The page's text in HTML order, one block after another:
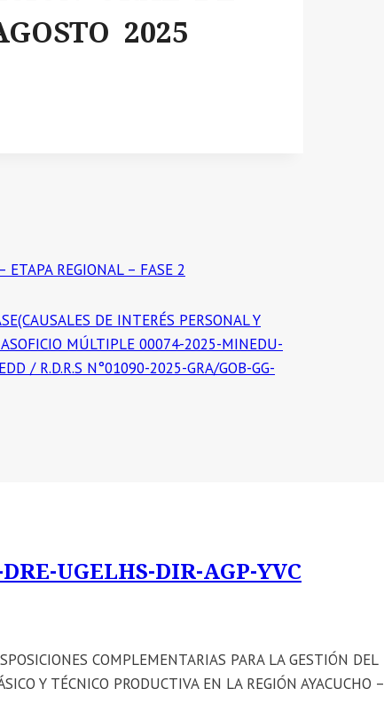
2025
ETAPA REGIONAL – FASE 2
DE INTERÉS PERSONAL Y
MÚLTIPLE 00074-2025-MINEDU-
/ R.D.R.S N°01090-2025-GRA/GOB-GG-
UGELHS-DIR-AGP-YVC
COMPLEMENTARIAS PARA LA GESTIÓN DEL
Y TÉCNICO PRODUCTIVA EN LA REGIÓN AYACUCHO –